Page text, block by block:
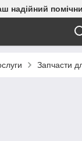
надійний
Запчасти